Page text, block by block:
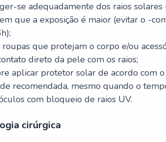
se adequadamente dos raios
que a exposição é maior (evitar o -
roupas que protejam o corpo e/ou
direto da pele com os raios;
aplicar protetor solar de acordo com
recomendada, mesmo quando o
com bloqueio de raios UV.
cirúrgica